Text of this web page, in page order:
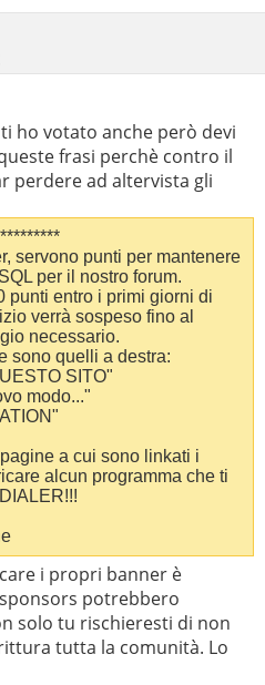
ho votato anche però devi
frasi perchè contro il
perdere ad altervista gli
servono punti per mantenere
per il nostro forum.
punti entro i primi giorni di
verrà sospeso fino al
necessario.
sono quelli a destra:
SITO"
modo..."
a cui sono linkati i
alcun programma che ti
i propri banner è
potrebbero
solo tu rischieresti di non
tutta la comunità. Lo